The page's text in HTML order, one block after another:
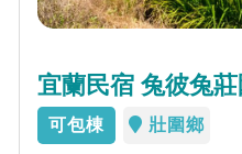
宜蘭民宿 兔彼兔
可包棟 壯圍鄉